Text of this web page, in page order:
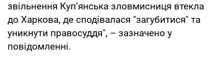
звільнення Куп’янська зловмисниця втекла
до Харкова, де сподівалася "загубитися" та
уникнути правосуддя", – зазначено у
повідомленні.